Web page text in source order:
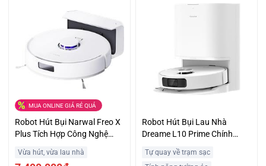
MUA ONLINE GIÁ RẺ QUÁ
Robot Hút Bụi Narwal Freo X
Plus Tích Hợp Công Nghệ
Vừa hút, vừa lau nhà
Robot Hút Bụi Lau Nhà
Dreame L10 Prime Chính
Hãng Trả Góp 0%
Tự quay về trạm sạc